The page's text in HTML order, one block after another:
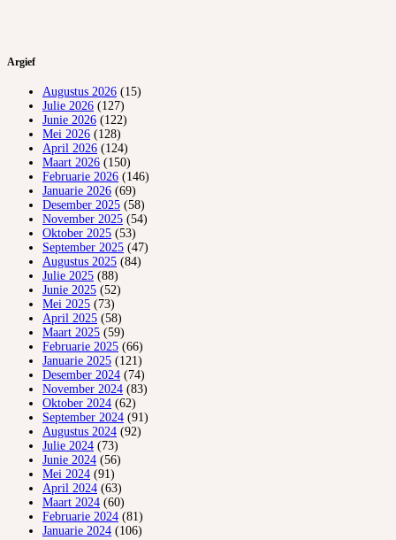
Argief
Augustus 2026 (15)
Julie 2026 (127)
Junie 2026 (122)
Mei 2026 (128)
April 2026 (124)
Maart 2026 (150)
Februarie 2026 (146)
Januarie 2026 (69)
Desember 2025 (58)
November 2025 (54)
Oktober 2025 (53)
September 2025 (47)
Augustus 2025 (84)
Julie 2025 (88)
Junie 2025 (52)
Mei 2025 (73)
April 2025 (58)
Maart 2025 (59)
Februarie 2025 (66)
Januarie 2025 (121)
Desember 2024 (74)
November 2024 (83)
Oktober 2024 (62)
September 2024 (91)
Augustus 2024 (92)
Julie 2024 (73)
Junie 2024 (56)
Mei 2024 (91)
April 2024 (63)
Maart 2024 (60)
Februarie 2024 (81)
Januarie 2024 (106)